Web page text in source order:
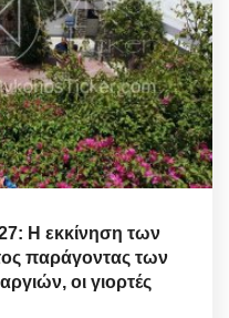
Η εκκίνηση των
παράγοντας των
οι γιορτές